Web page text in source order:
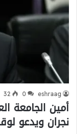
eshraag
0
32
أمين الجامعة
نجران ويدعو